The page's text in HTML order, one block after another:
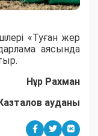
«Туған жер
аясында
Нұр Рахман
ауданы